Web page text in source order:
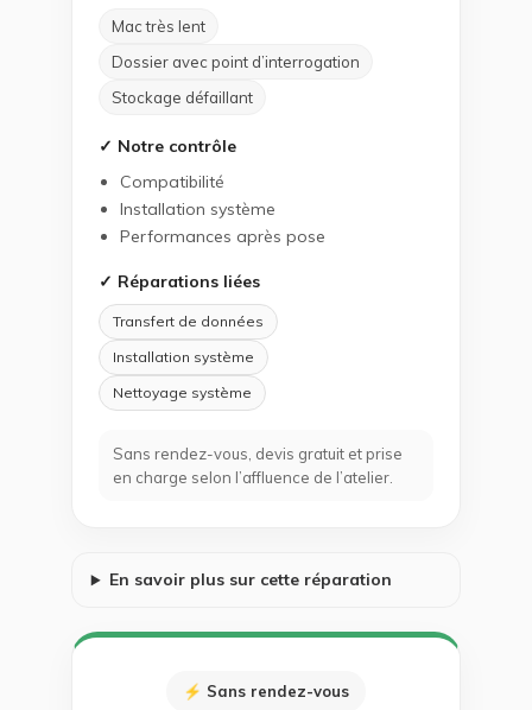
Mac très lent
Dossier avec point d’interrogation
Stockage défaillant
✓ Notre contrôle
Compatibilité
Installation système
Performances après pose
✓ Réparations liées
Transfert de données
Installation système
Nettoyage système
Sans rendez-vous, devis gratuit et prise
en charge selon l’affluence de l’atelier.
En savoir plus sur cette réparation
⚡ Sans rendez-vous